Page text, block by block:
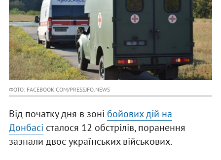
ФОТО: FACEBOOK.COM/PRESSJFO.NEWS
Від початку дня в зоні бойових дій на
Донбасі сталося 12 обстрілів, поранення
зазнали двоє українських військових.